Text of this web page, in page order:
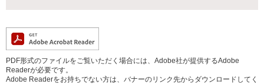
PDF形式のファイルをご覧いただく場合には、Adobe社が提供するAdobe
Readerが必要です。
Adobe Readerをお持ちでない方は、バナーのリンク先からダウンロードしてく